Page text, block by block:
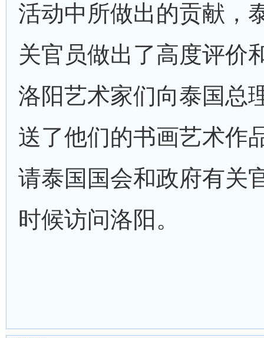
活动中所做出的贡献，
关官员做出了高度评价
洛阳艺术家们向泰国总
送了他们的书画艺术作
请泰国国会和政府有关
时候访问洛阳。